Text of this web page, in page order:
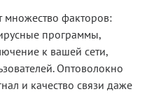
множество факторов:
программы,
к вашей сети,
Оптоволокно
и качество связи даже